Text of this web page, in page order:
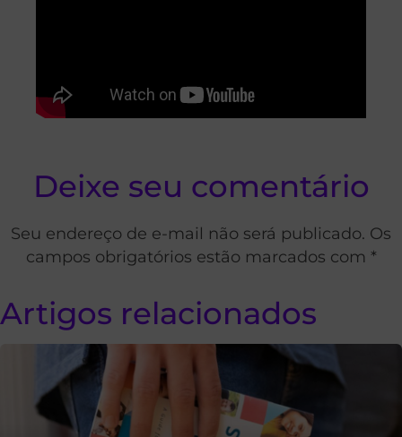
Deixe seu comentário
Seu endereço de e-mail não será publicado. Os
campos obrigatórios estão marcados com *
Artigos relacionados